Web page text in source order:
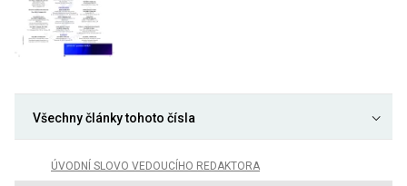
Všechny články tohoto čísla
ÚVODNÍ SLOVO VEDOUCÍHO REDAKTORA